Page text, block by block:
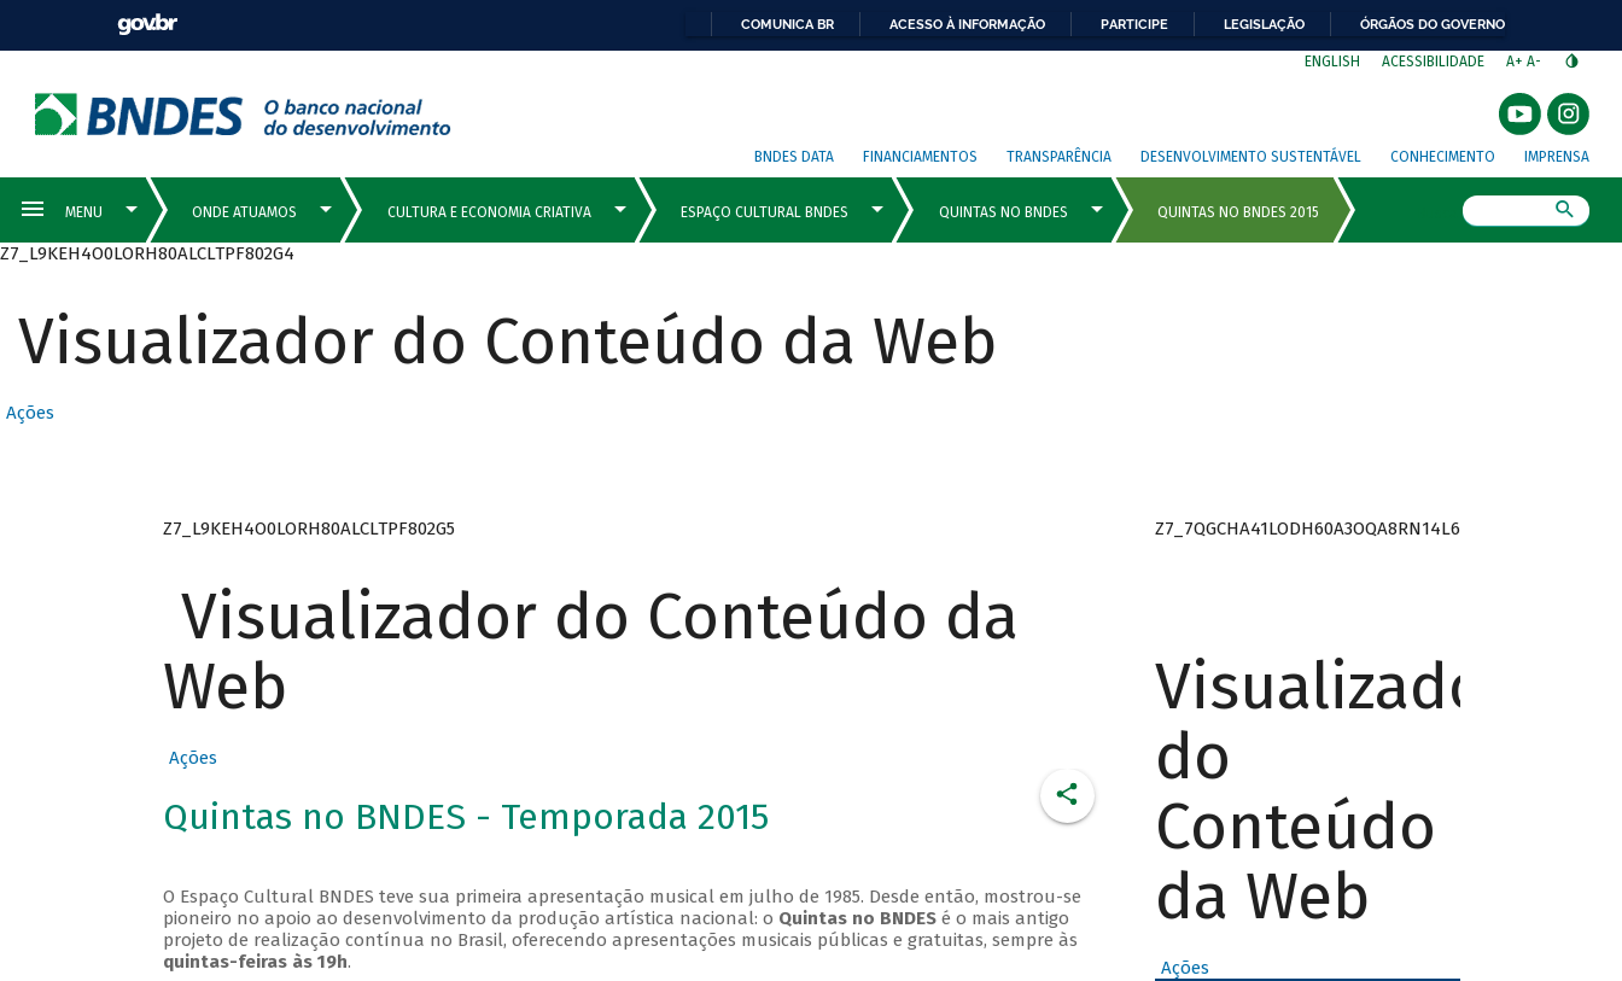
COMUNICA BR ACESSO À INFORMAÇÃO PARTICIPE LEGISLAÇÃO ÓRGÃOS DO GOVERNO
ENGLISH ACESSIBILIDADE A+ A-
BNDES DATA FINANCIAMENTOS TRANSPARÊNCIA DESENVOLVIMENTO SUSTENTÁVEL CONHECIMENTO IMPRENSA
Z7_L9KEH4O0LORH80ALCLTPF802G4
Visualizador do Conteúdo da Web
Ações
Z7_L9KEH4O0LORH80ALCLTPF802G5
Visualizador do Conteúdo da
Web
Ações
Quintas no BNDES - Temporada 2015
O Espaço Cultural BNDES teve sua primeira apresentação musical em julho de 1985. Desde então, mostrou-se
pioneiro no apoio ao desenvolvimento da produção artística nacional: o Quintas no BNDESé o mais antigo
projeto de realização contínua no Brasil, oferecendo apresentações musicais públicas e gratuitas, sempre às
quintas-feiras às 19h.
Z7_7QGCHA41LODH60A3OQA8RN14L6
Visualizador
do
Conteúdo
da Web
Ações